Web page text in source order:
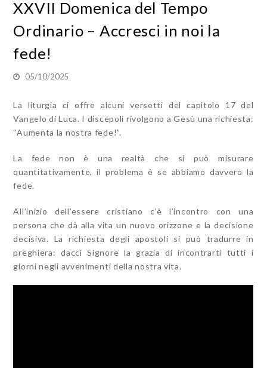
XXVII Domenica del Tempo
Ordinario – Accresci in noi la
fede!
05/10/2025
La liturgia ci offre alcuni versetti del capitolo 17 del
Vangelo di Luca. I discepoli rivolgono a Gesù una richiesta:
“Aumenta la nostra fede!”.
La fede non è una realtà che si può misurare
quantitativamente, il problema è se abbiamo davvero la
fede.
All’inizio dell’essere cristiano c’è l’incontro con una
persona che dà alla vita un nuovo orizzone e la decisione
decisiva. La richiesta degli apostoli si può tradurre in
preghiera: dacci Signore la grazia di incontrarti tutti i
giorni negli avvenimenti della nostra vita.